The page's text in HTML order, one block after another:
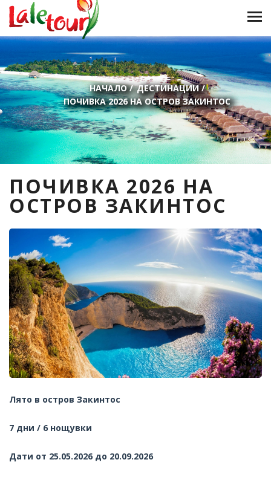
НАЧАЛО/ ДЕСТИНАЦИИ/
ПОЧИВКА 2026 НА ОСТРОВ ЗАКИНТОС
ПОЧИВКА 2026 НА
ОСТРОВ ЗАКИНТОС
Лято в остров Закинтос
7 дни / 6 нощувки
Дати от 25.05.2026 до 20.09.2026